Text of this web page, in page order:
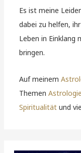
Es ist meine
dabei zu helfen,
Leben in Einklang
bringen.
Auf meinem
ThemenAstrologie
Spiritualität und